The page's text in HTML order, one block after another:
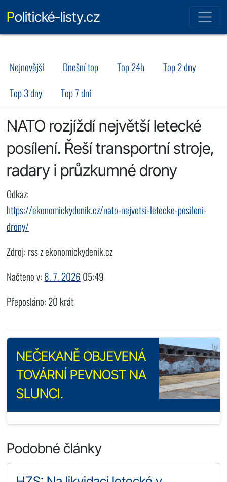
Politické-listy.cz
Nejnovější Dnešní top Top 24h
Top 2 dny
Top 3 dny
Top 7 dní
NATO rozjíždí největší letecké
posílení. Řeší transportní stroje,
radary i průzkumné drony
Odkaz:
https://ekonomickydenik.cz/nato-nejvetsi-letecke-posileni-
drony/
Zdroj: rss z ekonomickydenik.cz
Načteno v: 8. 7. 2026 05:49
Přeposláno: 20 krát
NEČEKANĚ OBJEVENÁ
TOVÁRNÍ PEVNOST NA
SLUNCI.
Podobné články